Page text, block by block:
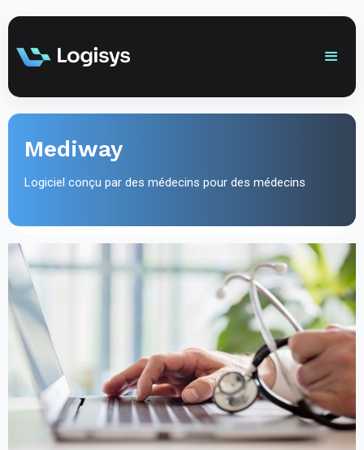
Mediway
Logiciel conçu par des médecins pour des médecins